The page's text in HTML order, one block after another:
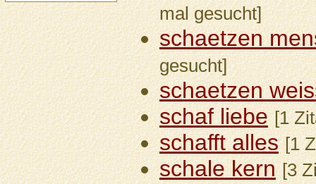
mal gesucht]
schaetzen
gesucht]
schaetzen
schaf liebe [1
schafft alles [1
schale kern [3